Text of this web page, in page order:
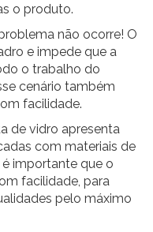
o produto.
não ocorre! O
e impede que a
o trabalho do
cenário também
facilidade.
de vidro apresenta
com materiais de
importante que o
facilidade, para
pelo máximo